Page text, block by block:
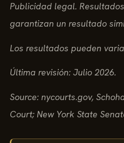
Publicidad legal.
garantizan un resultado
Los resultados pueden
Última revisión: Julio 2026.
Source: nycourts.gov,
Court; New York State